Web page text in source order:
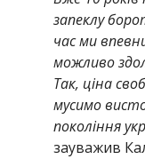
запеклу
час ми
можливо
Так, ціна
мусимо
покоління
зауважив